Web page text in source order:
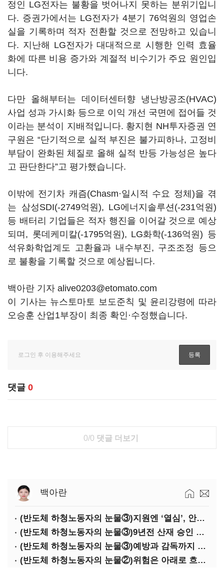
정인 LG전자는 불황을 벗어나지 못하는 분위기입니
다. 증권가에서는 LG전자가 4분기 76억원의 영업손
실을 기록하며 적자 전환할 것으로 전망하고 있습니
다. 지난해 LG전자가 대대적으로 시행한 인력 효율
화에 따른 비용 증가와 계절적 비수기가 주요 원인입
니다.
다만 올해부터는 데이터센터향 냉난방공조(HVAC)
사업 성과 가시화 등으로 이익 개선 국면에 접어들 것
이라는 분석이 지배적입니다. 황지현 NH투자증권 연
구원은 “단기적으로 실적 부진은 불가피하나, 고정비
부담이 완화된 체질로 올해 실적 반등 가능성은 높다
고 판단한다”고 평가했습니다.
이밖에 전기차 캐즘(Chasm·일시적 수요 정체)을 겪
는 삼성SDI(-2749억원), LG에너지솔루션(-231억원)
등 배터리 기업들은 적자 행진을 이어갈 것으로 예상
되며, 롯데케미칼(-1795억원), LG화학(-136억원) 등
석유화학업계도 고환율과 내수부진, 구조조정 등으
로 불황을 기록할 것으로 예상됩니다.
백아란 기자 alive0203@etomato.com
이 기사는 뉴스토마토 보도준칙 및 윤리강령에 따라
오승훈 산업1부장이 최종 확인·수정했습니다.
댓글 0
0/0 댓글 더보기
백아란
(반도체 하청노동자의 눈물③)지원엔 ‘열심’, 안전엔 ‘무심’
(반도체 하청노동자의 눈물③)9년전 산재 승인 간소화 제도…현장선 ‘문턱’ 여전
(반도체 하청노동자의 눈물③)예방과 감독까지 기업 책임
(반도체 하청노동자의 눈물②)위험은 아래로 흐른다